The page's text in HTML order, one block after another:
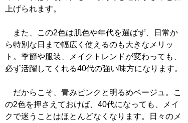
上げられます。
また、この2色は肌色や年代を選ばず、日常か
ら特別な日まで幅広く使えるのも大きなメリッ
ト。季節や服装、メイクトレンドが変わっても、
必ず活躍してくれる40代の強い味方になります。
だからこそ、青みピンクと明るめベージュ。こ
の2色を押さえておけば、40代になっても、メイ
クで迷うことはほとんどなくなります。日々のメ